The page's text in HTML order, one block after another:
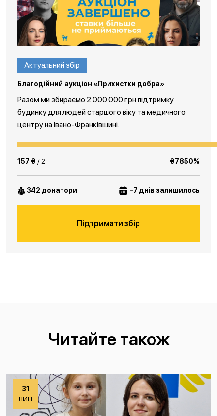
Актуальний збір
Благодійний аукціон «Прихистки добра»
Разом ми збираємо 2 000 000 грн підтримку
будинку для людей старшого віку та медичного
центру на Івано-Франківщині.
157 ₴ / 2 ₴7850%
342 донатори -7 днів залишилось
Підтримати збір
Читайте також
31
ЛИП